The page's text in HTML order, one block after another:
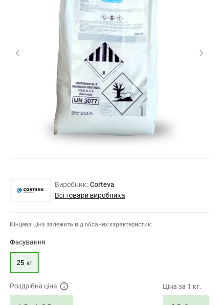
Виробник: Corteva
Всі товари виробника
Кінцева ціна залежить від обраних характеристик:
Фасування
25 кг
Роздрібна ціна Ціна за 1 кг.